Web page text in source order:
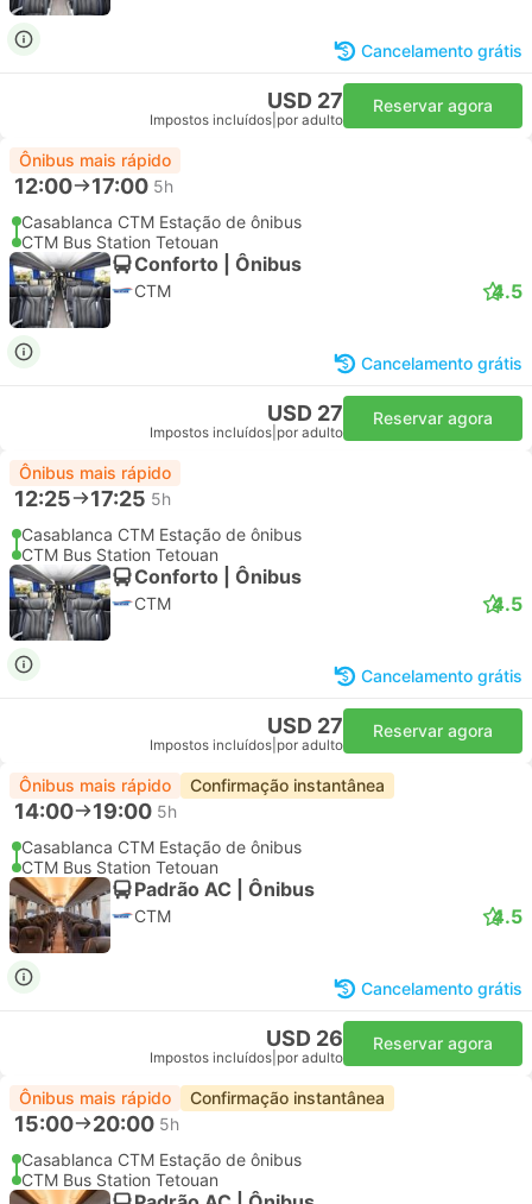
Cancelamento grátis
USD 27
Impostos incluídos por adulto
Reservar agora
Ônibus mais rápido
12:00 17:00 5h
Casablanca CTM Estação de ônibus
CTM Bus Station Tetouan
Conforto | Ônibus
CTM 4.5
Cancelamento grátis
USD 27
Impostos incluídos por adulto
Reservar agora
Ônibus mais rápido
12:25 17:25 5h
Casablanca CTM Estação de ônibus
CTM Bus Station Tetouan
Conforto | Ônibus
CTM 4.5
Cancelamento grátis
USD 27
Impostos incluídos por adulto
Reservar agora
Ônibus mais rápido Confirmação instantânea
14:00 19:00 5h
Casablanca CTM Estação de ônibus
CTM Bus Station Tetouan
Padrão AC | Ônibus
CTM 4.5
Cancelamento grátis
USD 26
Impostos incluídos por adulto
Reservar agora
Ônibus mais rápido Confirmação instantânea
15:00 20:00 5h
Casablanca CTM Estação de ônibus
CTM Bus Station Tetouan